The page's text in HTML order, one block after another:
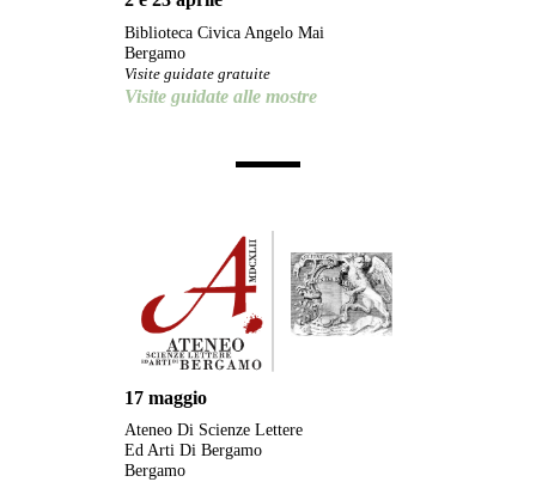
Biblioteca Civica Angelo Mai
Bergamo
Visite guidate gratuite
Visite guidate alle mostre
17 maggio
Ateneo Di Scienze Lettere
Ed Arti Di Bergamo
Bergamo